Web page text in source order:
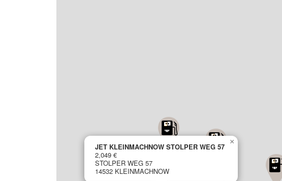
JET KLEINMACHNOW STOLPER WEG 57
2,049 €
STOLPER WEG 57
14532 KLEINMACHNOW
×